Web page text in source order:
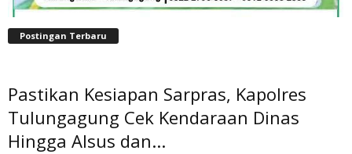
Postingan Terbaru
Pastikan Kesiapan Sarpras, Kapolres
Tulungagung Cek Kendaraan Dinas
Hingga Alsus dan...